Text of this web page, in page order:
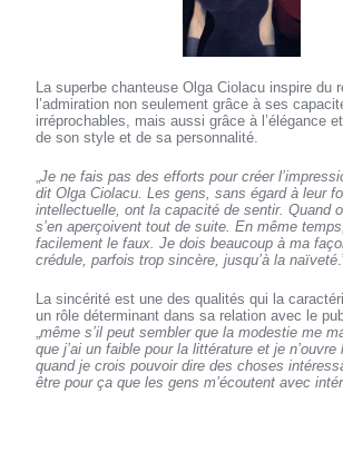
La superbe chanteuse Olga Ciolacu inspire du
l’admiration non seulement grâce à ses
irréprochables, mais aussi grâce à l’élégance
de son style et de sa personnalité.
„Je ne fais pas des efforts pour créer
dit Olga Ciolacu. Les gens, sans égard à leur
intellectuelle, ont la capacité de sentir. Quand
s’en aperçoivent tout de suite. En même
facilement le faux. Je dois beaucoup à ma
crédule, parfois trop sincère, jusqu’à la naïveté
La sincérité est une des qualités qui la
un rôle déterminant dans sa relation avec le
„même s’il peut sembler que la modestie me
que j’ai un faible pour la littérature et je n’ouvre
quand je crois pouvoir dire des choses
être pour ça que les gens m’écoutent avec